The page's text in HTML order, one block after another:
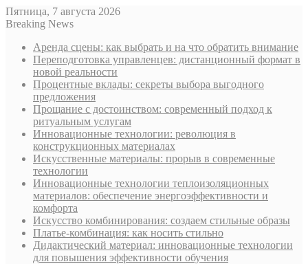
Пятница, 7 августа 2026
Breaking News
Аренда сцены: как выбрать и на что обратить внимание
Переподготовка управленцев: дистанционный формат в
новой реальности
Процентные вклады: секреты выбора выгодного
предложения
Прощание с достоинством: современный подход к
ритуальным услугам
Инновационные технологии: революция в
конструкционных материалах
Искусственные материалы: прорыв в современные
технологии
Инновационные технологии теплоизоляционных
материалов: обеспечение энергоэффективности и
комфорта
Искусство комбинирования: создаем стильные образы
Платье-комбинация: как носить стильно
Дидактический материал: инновационные технологии
для повышения эффективности обучения